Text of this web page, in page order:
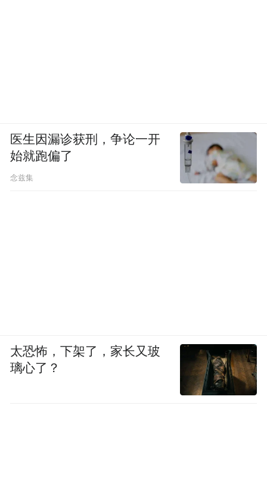
医生因漏诊获刑，争论一开
始就跑偏了
念兹集
太恐怖，下架了，家长又玻
璃心了？